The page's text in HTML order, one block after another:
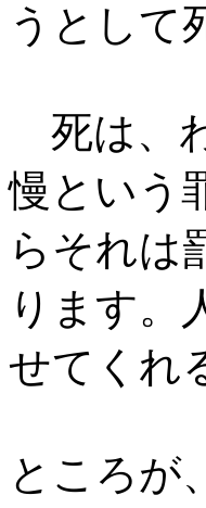
うとして
死は、
慢という
らそれは
ります。
せてくれ
ところが